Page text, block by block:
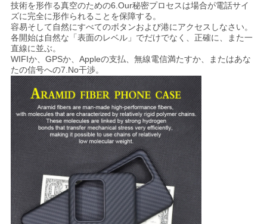
NEWS
地
図
PRIVACY
POLICY
技術を形作る真空のための6.Our秘密プロセスは場合が電話サイ
ズに完全に形作られることを保障する。
容易そして自然にすべてのボタンおよび港にアクセスしなさい。
各開始は自然な「表面のレベル」でだけでなく、正確に、また一
直線に並ぶ。
WIFIか、GPSか、Appleの支払、無線電信満たすか、またはあな
たの信号への7.No干渉。